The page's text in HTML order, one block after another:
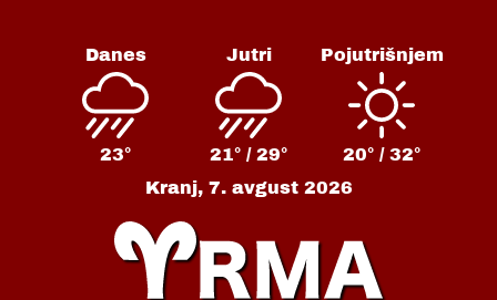
Danes
23°
Jutri
21° / 29°
Pojutrišnjem
20° / 32°
Kranj, 7. avgust 2026